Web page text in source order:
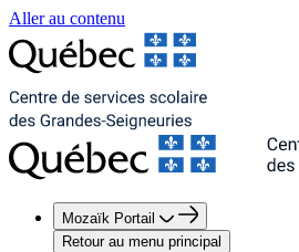
Aller au contenu
Mozaïk Portail
Retour au menu principal